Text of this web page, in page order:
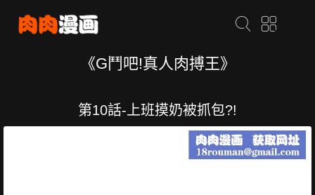
《G鬥吧!真人肉搏王》
第10話-上班摸奶被抓包?!